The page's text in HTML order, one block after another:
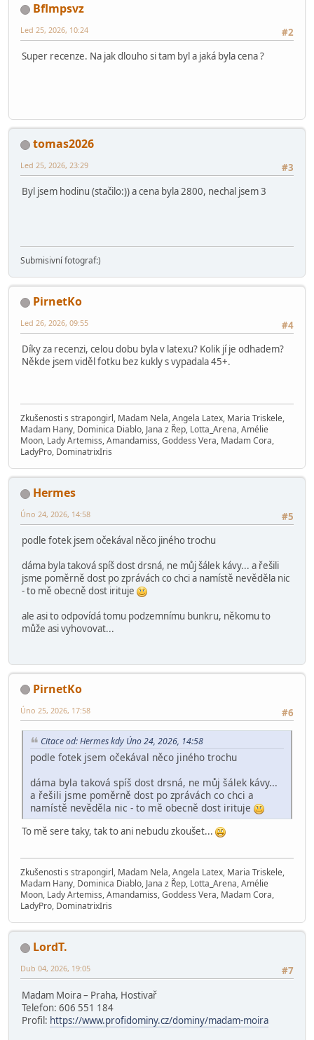
Bflmpsvz
#2
Led 25, 2026, 10:24
Super recenze. Na jak dlouho si tam byl a jaká byla cena ?
tomas2026
#3
Led 25, 2026, 23:29
Byl jsem hodinu (stačilo:)) a cena byla 2800, nechal jsem 3
Submisivní fotograf:)
PirnetKo
#4
Led 26, 2026, 09:55
Díky za recenzi, celou dobu byla v latexu? Kolik jí je odhadem?
Někde jsem viděl fotku bez kukly s vypadala 45+.
Zkušenosti s strapongirl, Madam Nela, Angela Latex, Maria Triskele,
Madam Hany, Dominica Diablo, Jana z Řep, Lotta_Arena, Amélie
Moon, Lady Artemiss, Amandamiss, Goddess Vera, Madam Cora,
LadyPro, DominatrixIris
Hermes
#5
Úno 24, 2026, 14:58
podle fotek jsem očekával něco jiného trochu
dáma byla taková spíš dost drsná, ne můj šálek kávy... a řešili
jsme poměrně dost po zprávách co chci a namístě nevěděla nic
- to mě obecně dost irituje
ale asi to odpovídá tomu podzemnímu bunkru, někomu to
může asi vyhovovat...
PirnetKo
#6
Úno 25, 2026, 17:58
Citace od: Hermes kdy Úno 24, 2026, 14:58
podle fotek jsem očekával něco jiného trochu
dáma byla taková spíš dost drsná, ne můj šálek kávy...
a řešili jsme poměrně dost po zprávách co chci a
namístě nevěděla nic - to mě obecně dost irituje
To mě sere taky, tak to ani nebudu zkoušet...
Zkušenosti s strapongirl, Madam Nela, Angela Latex, Maria Triskele,
Madam Hany, Dominica Diablo, Jana z Řep, Lotta_Arena, Amélie
Moon, Lady Artemiss, Amandamiss, Goddess Vera, Madam Cora,
LadyPro, DominatrixIris
LordT.
#7
Dub 04, 2026, 19:05
Madam Moira – Praha, Hostivař
Telefon: 606 551 184
Profil: https://www.profidominy.cz/dominy/madam-moira